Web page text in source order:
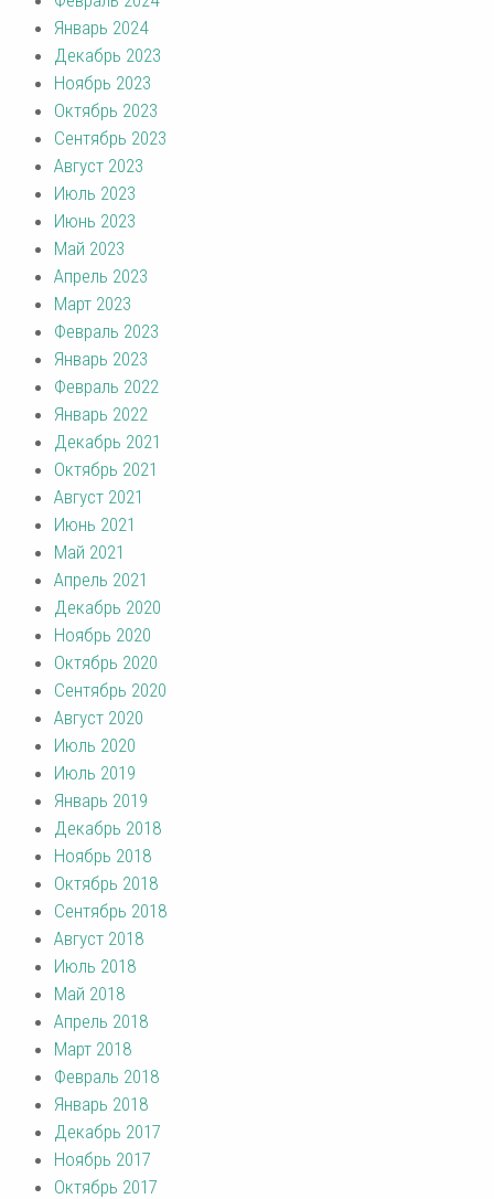
Январь 2024
Декабрь 2023
Ноябрь 2023
Октябрь 2023
Сентябрь 2023
Август 2023
Июль 2023
Июнь 2023
Май 2023
Апрель 2023
Март 2023
Февраль 2023
Январь 2023
Февраль 2022
Январь 2022
Декабрь 2021
Октябрь 2021
Август 2021
Июнь 2021
Май 2021
Апрель 2021
Декабрь 2020
Ноябрь 2020
Октябрь 2020
Сентябрь 2020
Август 2020
Июль 2020
Июль 2019
Январь 2019
Декабрь 2018
Ноябрь 2018
Октябрь 2018
Сентябрь 2018
Август 2018
Июль 2018
Май 2018
Апрель 2018
Март 2018
Февраль 2018
Январь 2018
Декабрь 2017
Ноябрь 2017
Октябрь 2017